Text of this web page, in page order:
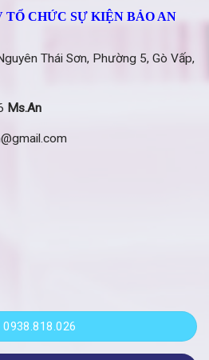
TỔ CHỨC SỰ KIỆN BẢO AN
Thái Sơn, Phường 5, Gò Vấp,
Ms.An
0938.818.026